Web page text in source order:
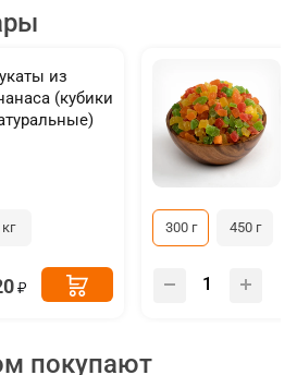
из
(кубики
300 г 450 г
покупают